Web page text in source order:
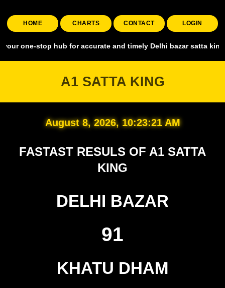
HOME CHARTS CONTACT LOGIN
hub for accurate and timely Delhi bazar satta king,
A1 SATTA KING
August 8, 2026, 10:23:22 AM
FASTAST RESULS OF A1 SATTA
KING
DELHI BAZAR
91
KHATU DHAM